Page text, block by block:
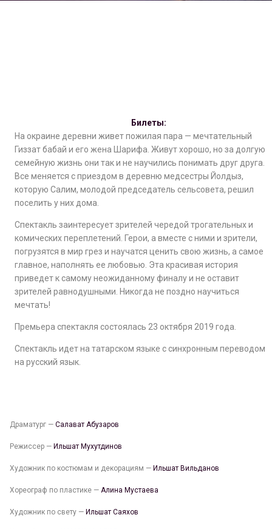
На окраине деревни живет пожилая пара — мечтательный
Гиззат бабай и его жена Шарифа. Живут хорошо, но за долгую
семейную жизнь они так и не научились понимать друг друга.
Все меняется с приездом в деревню медсестры Йолдыз,
которую Салим, молодой председатель сельсовета, решил
поселить у них дома.
Спектакль заинтересует зрителей чередой трогательных и
комических переплетений. Герои, а вместе с ними и зрители,
погрузятся в мир грез и научатся ценить свою жизнь, а самое
главное, наполнять ее любовью. Эта красивая история
приведет к самому неожиданному финалу и не оставит
зрителей равнодушными. Никогда не поздно научиться
мечтать!
Премьера спектакля состоялась 23 октября 2019 года.
Спектакль идет на татарском языке с синхронным переводом
на русский язык.
Драматург — Салават Абузаров
Режиссер — Ильшат Мухутдинов
Художник по костюмам и декорациям — Ильшат Вильданов
Хореограф по пластике — Алина Мустаева
Художник по свету — Ильшат Саяхов
Билеты: